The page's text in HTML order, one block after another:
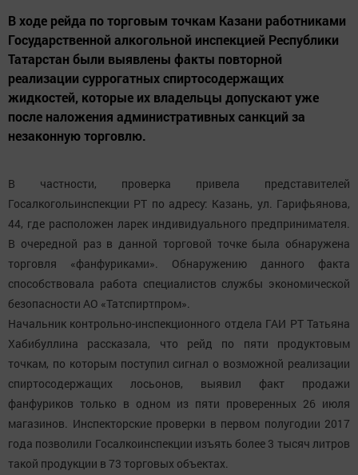
В ходе рейда по торговым точкам Казани работниками
Государственной алкогольной инспекцией Республики
Татарстан были выявлены факты повторной
реализации суррогатных спиртосодержащих
жидкостей, которые их владельцы допускают уже
после наложения административных санкций за
незаконную торговлю.
В частности, проверка привела представителей
Госалкогольинспекции РТ по адресу: Казань, ул. Гарифьянова,
44, где расположен ларек индивидуального предпринимателя.
В очередной раз в данной торговой точке была обнаружена
торговля «фанфуриками». Обнаружению данного факта
способствовала работа специалистов службы экономической
безопасности АО «Татспиртпром».
Начальник контрольно-инспекционного отдела ГАИ РТ Татьяна
Хабибуллина рассказала, что рейд по пяти продуктовым
точкам, по которым поступил сигнал о возможной реализации
спиртосодержащих лосьонов, выявил факт продажи
фанфуриков только в одном из пяти проверенных 26 июля
магазинов. Инспекторские проверки в первом полугодии 2017
года позволили Госалкоинспекции изъять более 3 тысяч литров
такой продукции в 73 торговых объектах.